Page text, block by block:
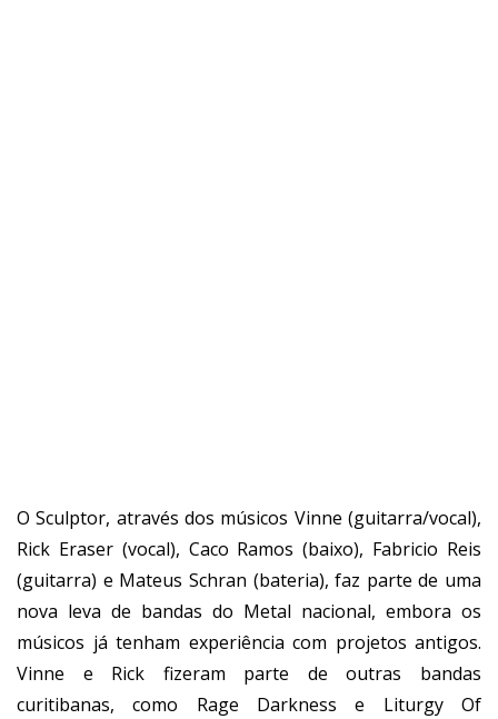
O Sculptor, através dos músicos Vinne (guitarra/vocal),
Rick Eraser (vocal), Caco Ramos (baixo), Fabricio Reis
(guitarra) e Mateus Schran (bateria), faz parte de uma
nova leva de bandas do Metal nacional, embora os
músicos já tenham experiência com projetos antigos.
Vinne e Rick fizeram parte de outras bandas
curitibanas, como Rage Darkness e Liturgy Of